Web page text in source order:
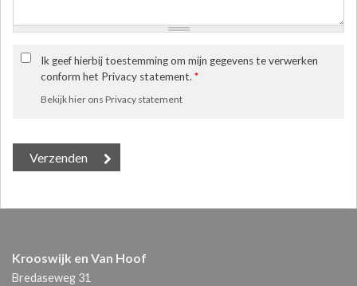
Ik geef hierbij toestemming om mijn gegevens te verwerken
conform het Privacy statement.*
Bekijk hier ons Privacy statement
Krooswijk en Van Hoof
Bredaseweg 31